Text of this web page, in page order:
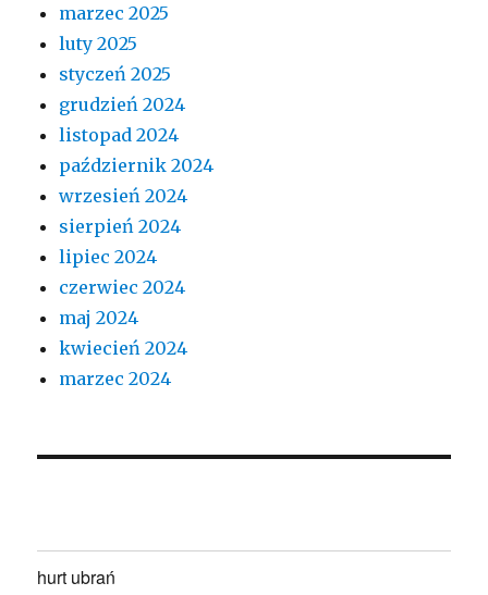
marzec 2025
luty 2025
styczeń 2025
grudzień 2024
listopad 2024
październik 2024
wrzesień 2024
sierpień 2024
lipiec 2024
czerwiec 2024
maj 2024
kwiecień 2024
marzec 2024
hurt ubrań